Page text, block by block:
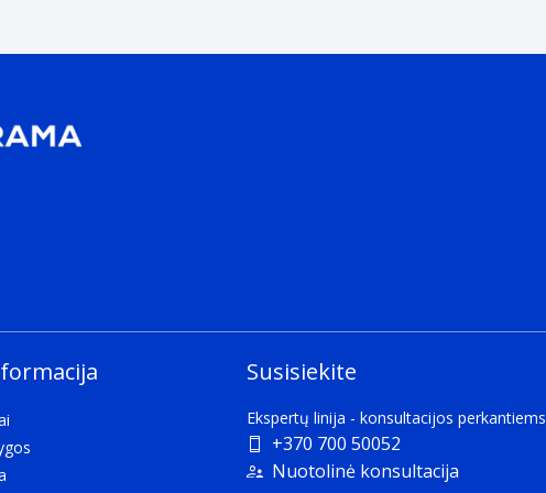
Susisiekite
Ekspertų linija - konsultacijos perkantiems
+370 700 50052
Nuotolinė konsultacija